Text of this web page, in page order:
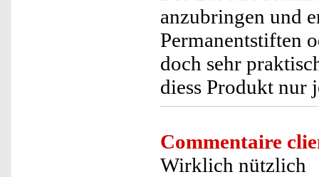
anzubringen und
Permanentstiften
doch sehr
diess Produkt nur
Commentaire
Wirklich nützlich